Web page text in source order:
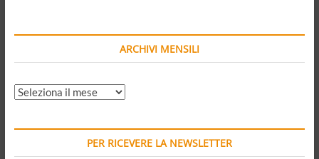
ARCHIVI MENSILI
ARCHIVI
PER RICEVERE LA NEWSLETTER